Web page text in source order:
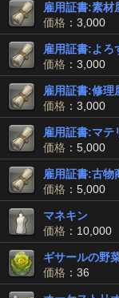
雇用証書:素材
価格 ：3,000
雇用証書:よろ
価格 ：3,000
雇用証書:修理
価格 ：3,000
雇用証書:マテ
価格 ：5,000
雇用証書:古物
価格 ：5,000
マネキン
価格 ：10,000
ギサールの野
価格 ：36